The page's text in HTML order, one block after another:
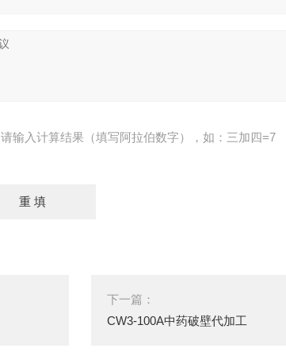
请输入计算结果（填写阿拉伯数字），如：三加四=7
下一篇：
CW3-100A中药破壁代加工